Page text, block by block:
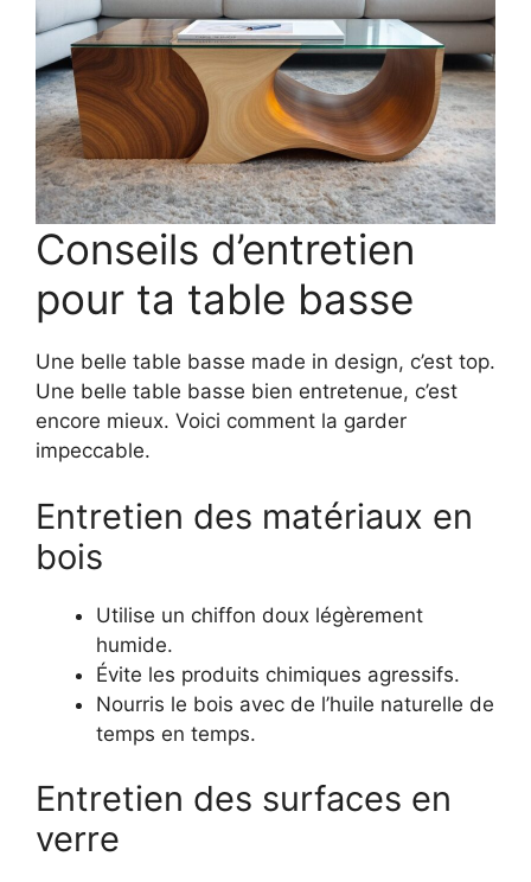
Conseils d’entretien
pour ta table basse
Une belle table basse made in design, c’est top.
Une belle table basse bien entretenue, c’est
encore mieux. Voici comment la garder
impeccable.
Entretien des matériaux en
bois
Utilise un chiffon doux légèrement
humide.
Évite les produits chimiques agressifs.
Nourris le bois avec de l’huile naturelle de
temps en temps.
Entretien des surfaces en
verre